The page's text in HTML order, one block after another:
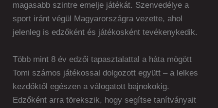
magasabb szintre emelje játékát. Szenvedélye a
sport iránt végül Magyarországra vezette, ahol
jelenleg is edzőként és játékosként tevékenykedik.
Több mint 8 év edzői tapasztalattal a háta mögött
Tomi számos játékossal dolgozott együtt – a lelkes
kezdőktől egészen a válogatott bajnokokig.
Edzőként arra törekszik, hogy segítse tanítványait